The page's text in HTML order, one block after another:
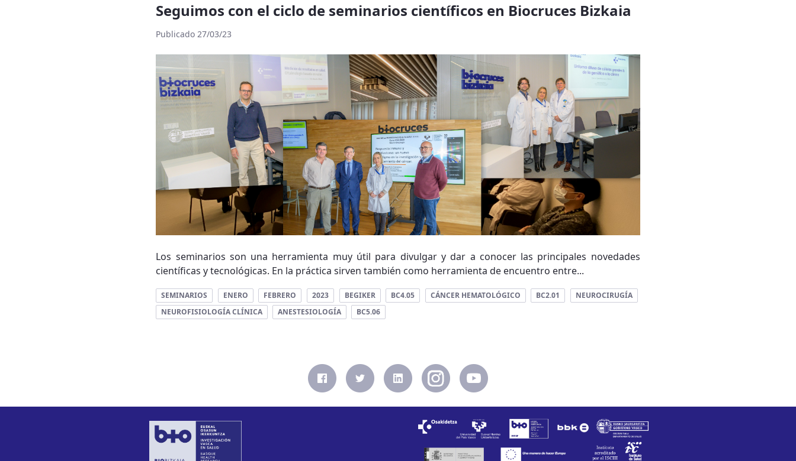
Seguimos con el ciclo de seminarios científicos en Biocruces Bizkaia
Publicado 27/03/23
Los seminarios son una herramienta muy útil para divulgar y dar a conocer las principales novedades
científicas y tecnológicas. En la práctica sirven también como herramienta de encuentro entre...
SEMINARIOS ENERO FEBRERO 2023 BEGIKER BC4.05 CÁNCER HEMATOLÓGICO BC2.01
NEUROCIRUGÍA
NEUROFISIOLOGÍA CLÍNICA
ANESTESIOLOGÍA BC5.06